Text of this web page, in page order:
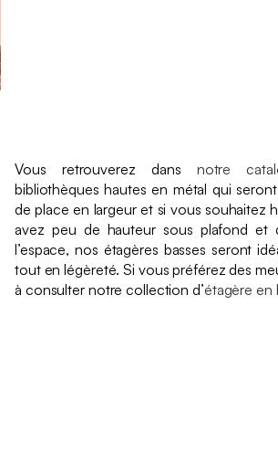
Vous retrouverez dans notre
bibliothèques hautes en métal qui
de place en largeur et si vous souhaitez
avez peu de hauteur sous plafond
l’espace, nos étagères basses seront
tout en légèreté. Si vous préférez des
à consulter notre collection d’étagère en